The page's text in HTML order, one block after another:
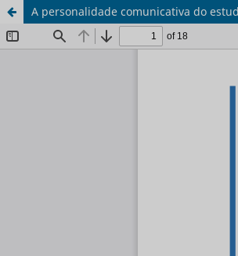
A personalidade comunicativa do